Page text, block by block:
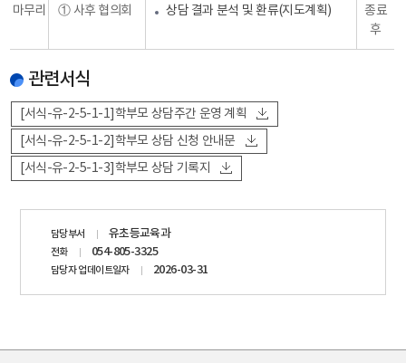
마무리 ① 사후 협의회 상담 결과 분석 및 환류(지도계획)
종료
후
관련서식
[서식-유-2-5-1-1]학부모 상담주간 운영 계획
[서식-유-2-5-1-2]학부모 상담 신청 안내문
[서식-유-2-5-1-3]학부모 상담 기록지
담당부서 유초등교육과
전화 054-805-3325
담당자 업데이트일자 2026-03-31